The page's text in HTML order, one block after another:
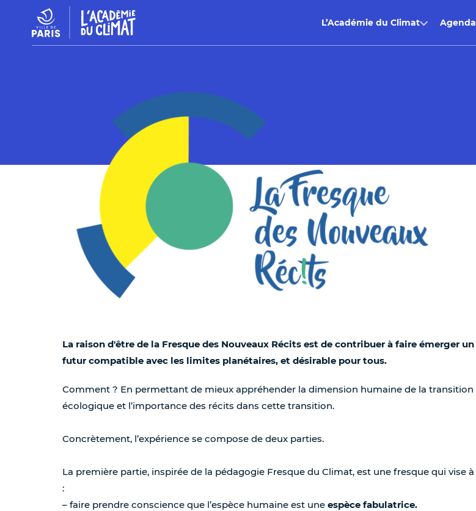
L’Académie du Climat Agenda
La raison d'être de la Fresque des Nouveaux Récits est de contribuer à faire émerger un
futur compatible avec les limites planétaires, et désirable pour tous.
Comment ? En permettant de mieux appréhender la dimension humaine de la transition
écologique et l’importance des récits dans cette transition.
Concrètement, l’expérience se compose de deux parties.
La première partie, inspirée de la pédagogie Fresque du Climat, est une fresque qui vise à
:
– faire prendre conscience que l’espèce humaine est une espèce fabulatrice.